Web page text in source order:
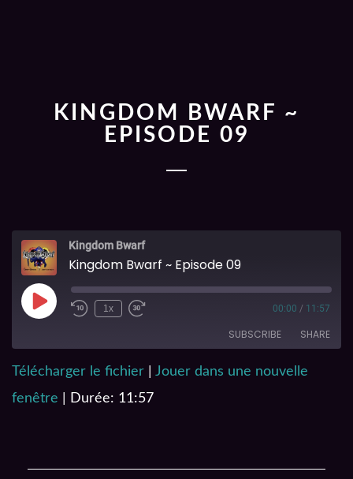
KINGDOM BWARF ~
EPISODE 09
Kingdom Bwarf
Kingdom Bwarf ~ Episode 09
1x 00:00 / 11:57
SUBSCRIBE SHARE
RSS FEED
Télécharger le fichier
Jouer dans une nouvelle
fenêtre
Durée: 11:57